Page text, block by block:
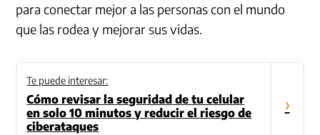
para conectar mejor a las personas con el mundo
que las rodea y mejorar sus vidas.
Te puede interesar:
Cómo revisar la seguridad de tu celular
en solo 10 minutos y reducir el riesgo de
ciberataques
›